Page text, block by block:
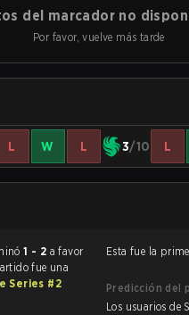
del marcador no
Por favor, vuelve más tarde
L W L 3/10 L
terminó1 - 2
fue una
Series #2
Esta fue la
Predicción del
Los usuarios de Strafe tenían un claro favorito en este